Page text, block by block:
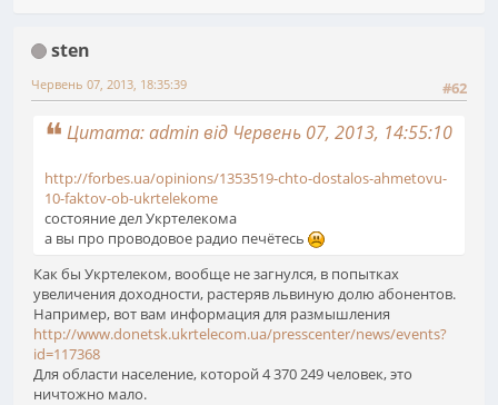
sten
#62
Червень 07, 2013, 18:35:39
Цитата: admin від Червень 07, 2013, 14:55:10
http://forbes.ua/opinions/1353519-chto-dostalos-ahmetovu-
10-faktov-ob-ukrtelekome
состояние дел Укртелекома
а вы про проводовое радио печётесь
Как бы Укртелеком, вообще не загнулся, в попытках
увеличения доходности, растеряв львиную долю абонентов.
Например, вот вам информация для размышления
http://www.donetsk.ukrtelecom.ua/presscenter/news/events?
id=117368
Для области население, которой 4 370 249 человек, это
ничтожно мало.